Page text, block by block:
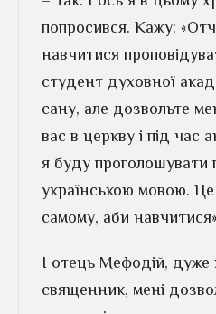
попросився. Кажу:
навчитися
студент духовної
сану, але дозвольте
вас в церкву і під час
я буду проголошувати
українською мовою. Це
самому, аби
І отець Мефодій,
священник, мені